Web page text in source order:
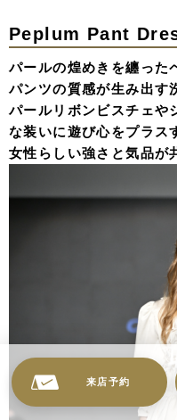
Peplum Pant
パールの煌めきを纏った
パンツの質感が生み出す
パールリボンビスチェや
な装いに遊び心をプラス
女性らしい強さと気品が
来店予約